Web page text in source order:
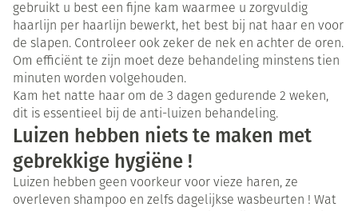
gebruikt u best een fijne kam waarmee u zorgvuldig
haarlijn per haarlijn bewerkt, het best bij nat haar en voor
de slapen. Controleer ook zeker de nek en achter de oren.
Om efficiënt te zijn moet deze behandeling minstens tien
minuten worden volgehouden.
Kam het natte haar om de 3 dagen gedurende 2 weken,
dit is essentieel bij de anti-luizen behandeling.
Luizen hebben niets te maken met
gebrekkige hygiëne !
Luizen hebben geen voorkeur voor vieze haren, ze
overleven shampoo en zelfs dagelijkse wasbeurten ! Wat